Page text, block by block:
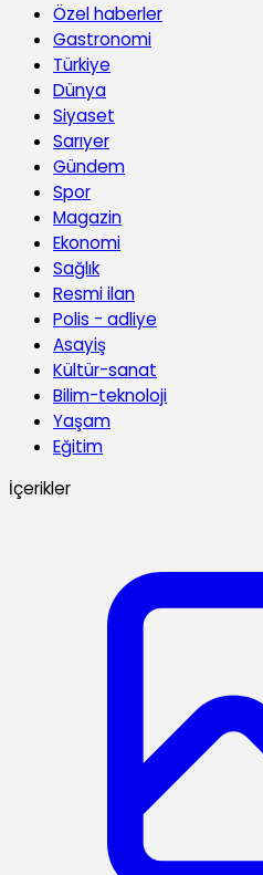
Özel haberler
Gastronomi
Türkiye
Dünya
Siyaset
Sarıyer
Gündem
Spor
Magazin
Ekonomi
Sağlık
Resmi ilan
Polis - adliye
Asayiş
Kültür-sanat
Bilim-teknoloji
Yaşam
Eğitim
İçerikler